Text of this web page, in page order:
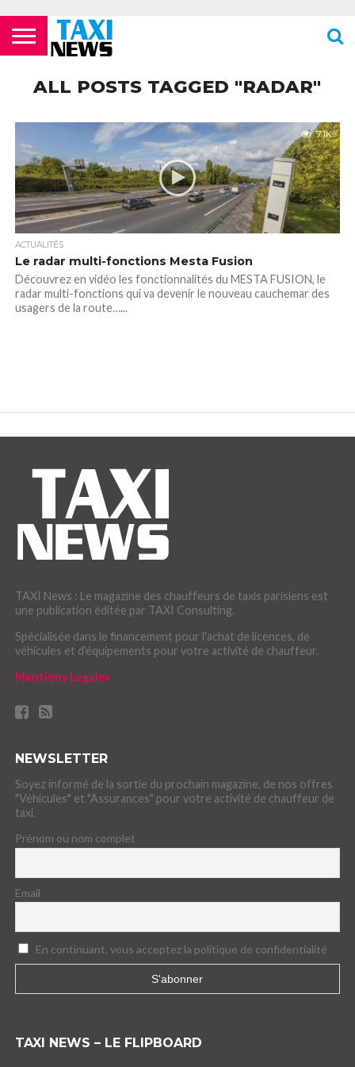
ACTUALITÉS
FORMATION
TAXIS
COMPAGNIES
AÉRIENNES /
CDG
FOURRIÈRES
PHARMACIES
24H/24 OU
STATIONS
DE TAXIS
TOILETTES
PUBLIQUES
LÉGALES
CONTACTER
CONFIDENTIALITÉ
ALL POSTS TAGGED "RADAR"
7.1K
ACTUALITÉS
Le radar multi-fonctions Mesta Fusion
Découvrez en vidéo les fonctionnalités du MESTA FUSION, le
radar multi-fonctions qui va devenir le nouveau cauchemar des
usagers de la route…...
TAXI News : Le magazine des chauffeurs de taxis parisiens est
une publication éditée par TAXI Consulting.
Spécialisée dans le financement pour l'achat de licences, de
véhicules et d'équipements pour votre activité de chauffeur.
Mentions Légales
NEWSLETTER
Soyez informé de la sortie du prochain magazine, de nos offres
"Véhicules" et "Assurances" pour votre activité de chauffeur de
taxi.
Prénom ou nom complet
Email
En continuant, vous acceptez la politique de confidentialité
TAXI NEWS – LE FLIPBOARD